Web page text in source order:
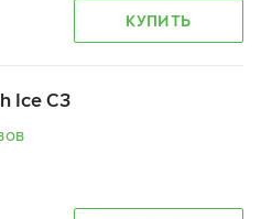
КУПИТЬ
Ice C3